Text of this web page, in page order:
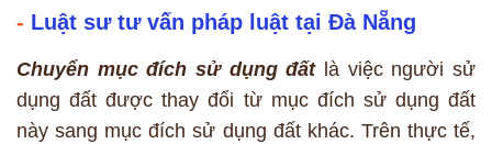
- Luật sư tư vấn pháp luật tại Đà Nẵng
Chuyển mục đích sử dụng đấtlà việc người sử
dụng đất được thay đổi từ mục đích sử dụng đất
này sang mục đích sử dụng đất khác. Trên thực tế,